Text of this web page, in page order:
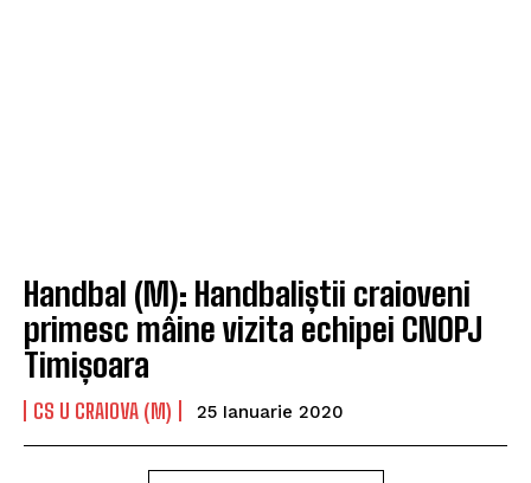
Handbal (M): Handbaliștii craioveni
primesc mâine vizita echipei CNOPJ
Timișoara
CS U CRAIOVA (M) 25 Ianuarie 2020